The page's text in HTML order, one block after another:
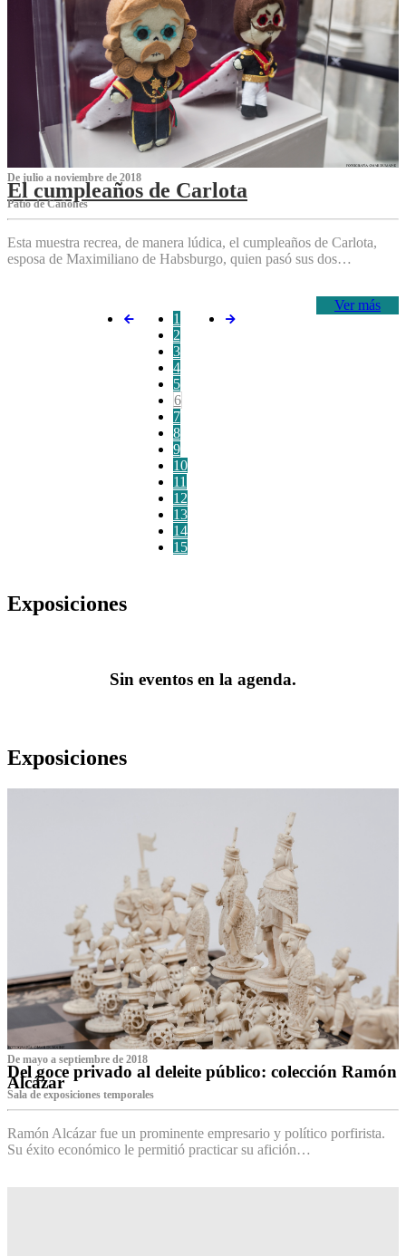
De julio a noviembre de 2018
El cumpleaños de Carlota
Patio de Cañones
Esta muestra recrea, de manera lúdica, el cumpleaños de Carlota,
esposa de Maximiliano de Habsburgo, quien pasó sus dos…
Ver más
1
2
3
4
5
6
7
8
9
10
11
12
13
14
15
Exposiciones
Sin eventos en la agenda.
Exposiciones
De mayo a septiembre de 2018
Del goce privado al deleite público: colección Ramón
Alcázar
Sala de exposiciones temporales
Ramón Alcázar fue un prominente empresario y político porfirista.
Su éxito económico le permitió practicar su afición…